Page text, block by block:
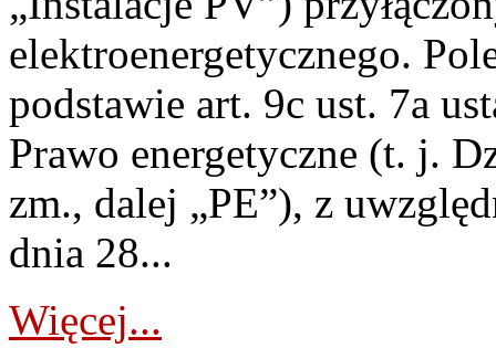
elektroenergetycznego.
podstawie art. 9c ust. 7a
Prawo energetyczne (t. j.
zm., dalej „PE”), z
dnia 28...
Więcej...